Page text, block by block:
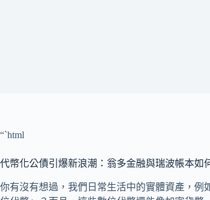
“`html
代幣化公債引爆新浪潮：翁多金融與瑞波帳本如
你有沒有想過，我們日常生活中的實體資產，